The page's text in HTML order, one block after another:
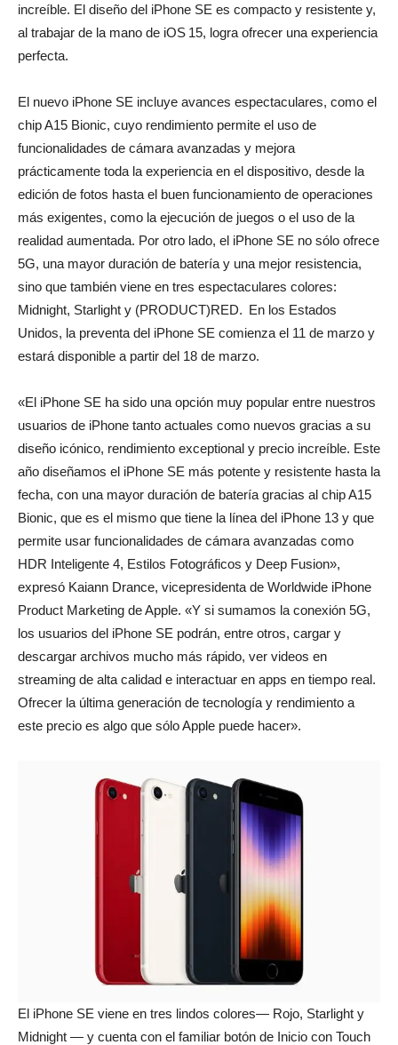
increíble. El diseño del iPhone SE es compacto y resistente y,
al trabajar de la mano de iOS 15, logra ofrecer una experiencia
perfecta.
El nuevo iPhone SE incluye avances espectaculares, como el
chip A15 Bionic, cuyo rendimiento permite el uso de
funcionalidades de cámara avanzadas y mejora
prácticamente toda la experiencia en el dispositivo, desde la
edición de fotos hasta el buen funcionamiento de operaciones
más exigentes, como la ejecución de juegos o el uso de la
realidad aumentada. Por otro lado, el iPhone SE no sólo ofrece
5G, una mayor duración de batería y una mejor resistencia,
sino que también viene en tres espectaculares colores:
Midnight, Starlight y (PRODUCT)RED. En los Estados
Unidos, la preventa del iPhone SE comienza el 11 de marzo y
estará disponible a partir del 18 de marzo.
«El iPhone SE ha sido una opción muy popular entre nuestros
usuarios de iPhone tanto actuales como nuevos gracias a su
diseño icónico, rendimiento exceptional y precio increíble. Este
año diseñamos el iPhone SE más potente y resistente hasta la
fecha, con una mayor duración de batería gracias al chip A15
Bionic, que es el mismo que tiene la línea del iPhone 13 y que
permite usar funcionalidades de cámara avanzadas como
HDR Inteligente 4, Estilos Fotográficos y Deep Fusion»,
expresó Kaiann Drance, vicepresidenta de Worldwide iPhone
Product Marketing de Apple. «Y si sumamos la conexión 5G,
los usuarios del iPhone SE podrán, entre otros, cargar y
descargar archivos mucho más rápido, ver videos en
streaming de alta calidad e interactuar en apps en tiempo real.
Ofrecer la última generación de tecnología y rendimiento a
este precio es algo que sólo Apple puede hacer».
El iPhone SE viene en tres lindos colores— Rojo, Starlight y
Midnight — y cuenta con el familiar botón de Inicio con Touch